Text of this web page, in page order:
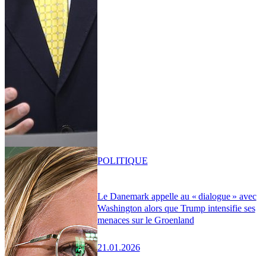
Le Danemark appelle au « dialogue » avec
Washington alors que Trump intensifie ses
menaces sur le Groenland
21.01.2026
POLITIQUE